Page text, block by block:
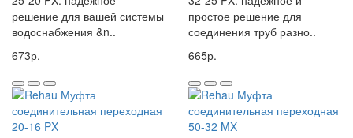
решение для вашей системы
водоснабжения &n..
673р.
простое решение для
соединения труб разно..
665р.